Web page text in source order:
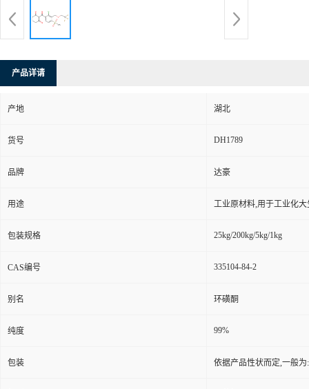
产品详请
产地 湖北
货号 DH1789
品牌 达豪
用途 工业原材料,用于工业化大
包装规格 25kg/200kg/5kg/1kg
CAS编号 335104-84-2
别名 环磺酮
纯度 99%
包装 依据产品性状而定,一般